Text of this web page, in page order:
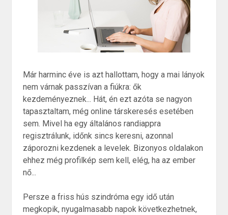
Már harminc éve is azt hallottam, hogy a mai lányok
nem várnak passzívan a fiúkra: ők
kezdeményeznek... Hát, én ezt azóta se nagyon
tapasztaltam, még online társkeresés esetében
sem. Mivel ha egy általános randiappra
regisztrálunk, időnk sincs keresni, azonnal
záporozni kezdenek a levelek. Bizonyos oldalakon
ehhez még profilkép sem kell, elég, ha az ember
nő...
Persze a friss hús szindróma egy idő után
megkopik, nyugalmasabb napok következhetnek,